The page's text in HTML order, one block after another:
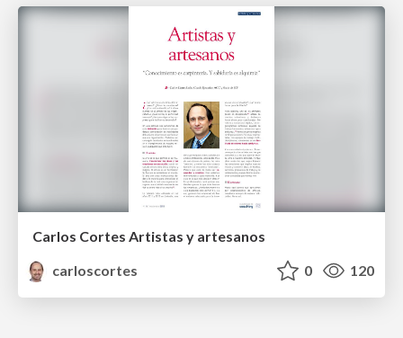
Carlos Cortes Artistas y artesanos
carloscortes
0 120